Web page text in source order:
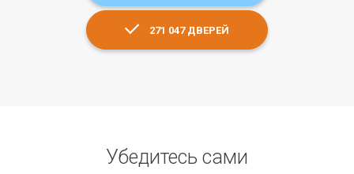
271 047 ДВЕРЕЙ
Убедитесь сами